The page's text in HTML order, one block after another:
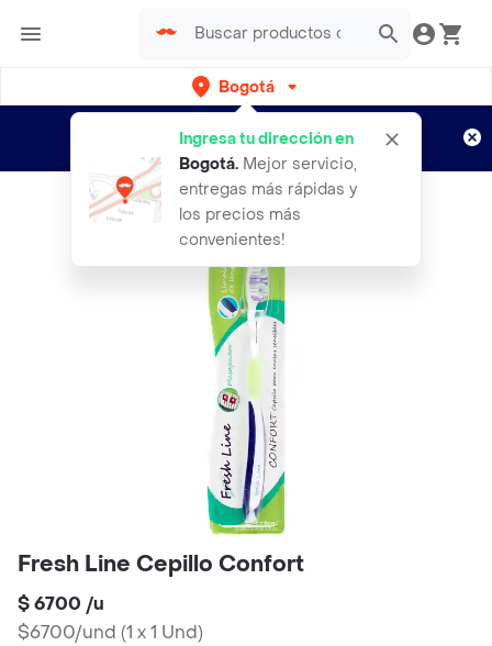
Bogotá
Ingresa tu dirección en
Bogotá. Mejor servicio,
entregas más rápidas y
los precios más
convenientes!
envíos gratis por semanas
Aplican TyC
Fresh Line Cepillo Confort
$ 6700 /u
$6700/und (1 x 1 Und)